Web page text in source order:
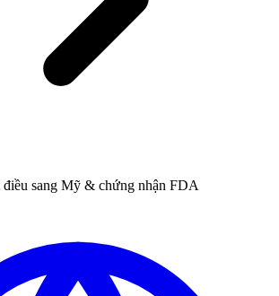
điều sang Mỹ & chứng nhận FDA